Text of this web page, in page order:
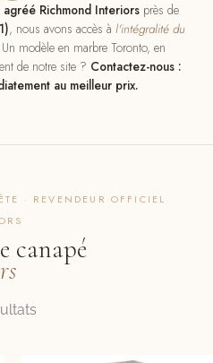
Richmond Interiorsprès de
, nous avons accès à l'intégralité du
modèle en marbre Toronto, en
de notre site ? Contactez-nous :
au meilleur prix.
· REVENDEUR OFFICIEL
canapé